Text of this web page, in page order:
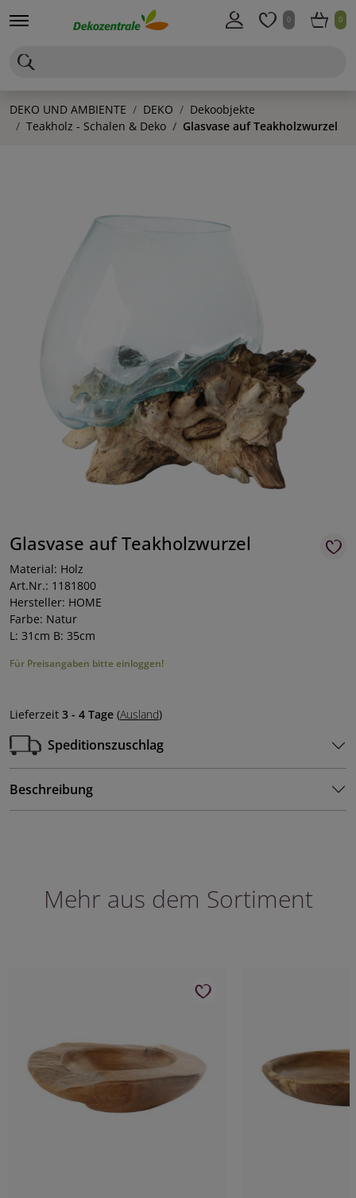
0 0
DEKO UND AMBIENTE DEKO
Dekoobjekte
Teakholz - Schalen & Deko
Glasvase auf Teakholzwurzel
Glasvase auf Teakholzwurzel
Material: Holz
Art.Nr.: 1181800
Hersteller: HOME
Farbe: Natur
L: 31cm B: 35cm
Für Preisangaben bitte einloggen!
Lieferzeit 3 - 4 Tage (Ausland)
Speditionszuschlag
Beschreibung
Mehr aus dem Sortiment